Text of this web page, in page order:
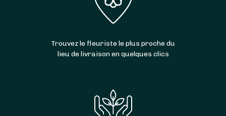
Trouvez le fleuriste le plus proche du
lieu de livraison en quelques clics